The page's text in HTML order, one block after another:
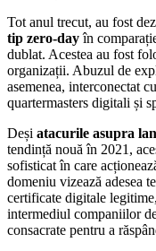
Tot anul trecut, au fost
tip zero-dayîn
dublat. Acestea au fost
organizații. Abuzul de
asemenea, interconectat
quartermasters digitali și
Deși atacurile asupra
tendință nouă în 2021,
sofisticat în care
domeniu vizează adesea
certificate digitale
intermediul companiilor
consacrate pentru a